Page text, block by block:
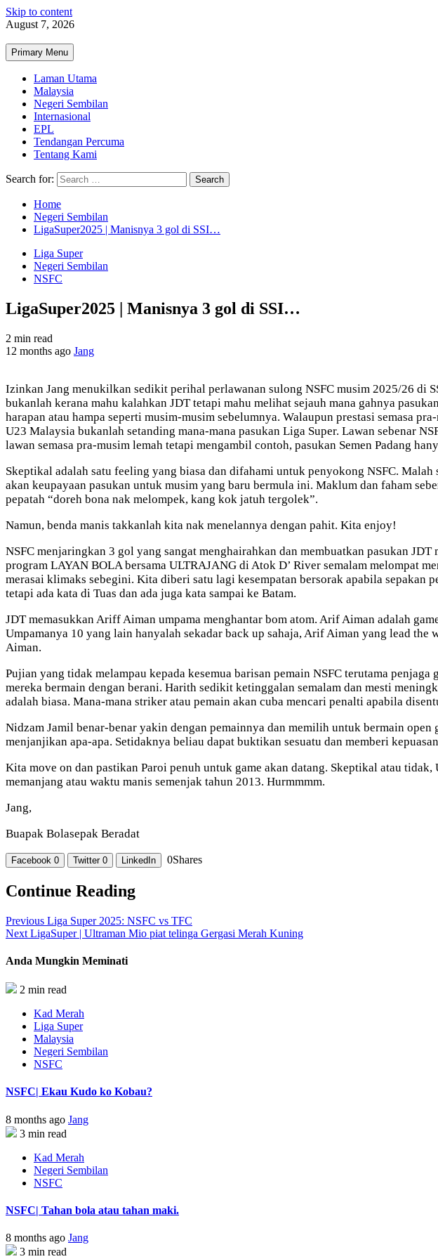
Skip to content
August 7, 2026
Primary Menu
Laman Utama
Malaysia
Negeri Sembilan
Internasional
EPL
Tendangan Percuma
Tentang Kami
Search for:
Home
Negeri Sembilan
LigaSuper2025 | Manisnya 3 gol di SSI…
Liga Super
Negeri Sembilan
NSFC
LigaSuper2025 | Manisnya 3 gol di SSI…
2 min read
12 months ago Jang
Izinkan Jang menukilkan sedikit perihal perlawanan sulong NSFC musim 2025/26 di
bukanlah kerana mahu kalahkan JDT tetapi mahu melihat sejauh mana gahnya
harapan atau hampa seperti musim-musim sebelumnya. Walaupun prestasi semasa
U23 Malaysia bukanlah setanding mana-mana pasukan Liga Super. Lawan sebenar
lawan semasa pra-musim lemah tetapi mengambil contoh, pasukan Semen Padang
Skeptikal adalah satu feeling yang biasa dan difahami untuk penyokong NSFC.
akan keupayaan pasukan untuk musim yang baru bermula ini. Maklum dan faham
pepatah “doreh bona nak melompek, kang kok jatuh tergolek”.
Namun, benda manis takkanlah kita nak menelannya dengan pahit. Kita enjoy!
NSFC menjaringkan 3 gol yang sangat menghairahkan dan membuatkan pasukan
program LAYAN BOLA bersama ULTRAJANG di Atok D’ River semalam melompat
merasai klimaks sebegini. Kita diberi satu lagi kesempatan bersorak apabila
tetapi ada kata di Tuas dan ada juga kata sampai ke Batam.
JDT memasukkan Ariff Aiman umpama menghantar bom atom. Arif Aiman adalah
Umpamanya 10 yang lain hanyalah sekadar back up sahaja, Arif Aiman yang lead
Aiman.
Pujian yang tidak melampau kepada kesemua barisan pemain NSFC terutama
mereka bermain dengan berani. Harith sedikit ketinggalan semalam dan mesti
adalah biasa. Mana-mana striker atau pemain akan cuba mencari penalti apabila
Nidzam Jamil benar-benar yakin dengan pemainnya dan memilih untuk bermain
menjanjikan apa-apa. Setidaknya beliau dapat buktikan sesuatu dan memberi
Kita move on dan pastikan Paroi penuh untuk game akan datang. Skeptikal atau
memanjang atau waktu manis semenjak tahun 2013. Hurmmmm.
Jang,
Buapak Bolasepak Beradat
Facebook 0 Twitter 0 LinkedIn 0Shares
Continue Reading
Previous Liga Super 2025: NSFC vs TFC
Next LigaSuper | Ultraman Mio piat telinga Gergasi Merah Kuning
Anda Mungkin Meminati
2 min read
Kad Merah
Liga Super
Malaysia
Negeri Sembilan
NSFC
NSFC| Ekau Kudo ko Kobau?
8 months ago Jang
3 min read
Kad Merah
Negeri Sembilan
NSFC
NSFC| Tahan bola atau tahan maki.
8 months ago Jang
3 min read